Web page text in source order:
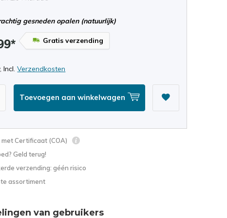
gesneden opalen (natuurlijk)
Gratis verzending
Incl.Verzendkosten
Toevoegen aan winkelwagen
met Certificaat (COA)
Geld terug!
verzending: géén risico
assortiment
van gebruikers